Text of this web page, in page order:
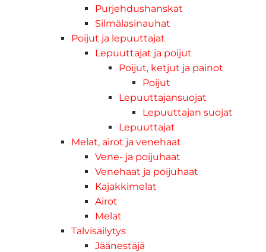
Purjehdushanskat
Silmälasinauhat
Poijut ja lepuuttajat
Lepuuttajat ja poijut
Poijut, ketjut ja painot
Poijut
Lepuuttajansuojat
Lepuuttajan suojat
Lepuuttajat
Melat, airot ja venehaat
Vene- ja poijuhaat
Venehaat ja poijuhaat
Kajakkimelat
Airot
Melat
Talvisäilytys
Jäänestäjä